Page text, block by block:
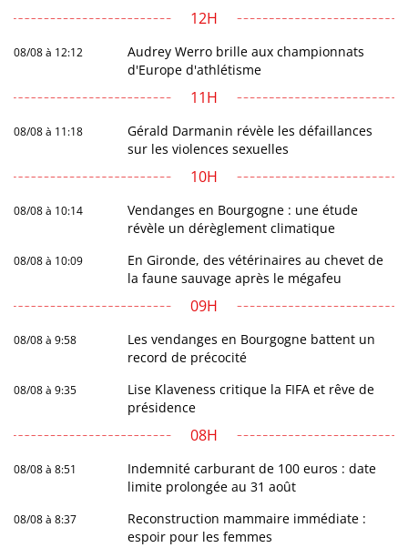
12H
08/08 à 12:12
Audrey Werro brille aux championnats
d'Europe d'athlétisme
11H
08/08 à 11:18
Gérald Darmanin révèle les défaillances
sur les violences sexuelles
10H
08/08 à 10:14
Vendanges en Bourgogne : une étude
révèle un dérèglement climatique
08/08 à 10:09
En Gironde, des vétérinaires au chevet de
la faune sauvage après le mégafeu
09H
08/08 à 9:58
Les vendanges en Bourgogne battent un
record de précocité
08/08 à 9:35
Lise Klaveness critique la FIFA et rêve de
présidence
08H
08/08 à 8:51
Indemnité carburant de 100 euros : date
limite prolongée au 31 août
08/08 à 8:37
Reconstruction mammaire immédiate :
espoir pour les femmes